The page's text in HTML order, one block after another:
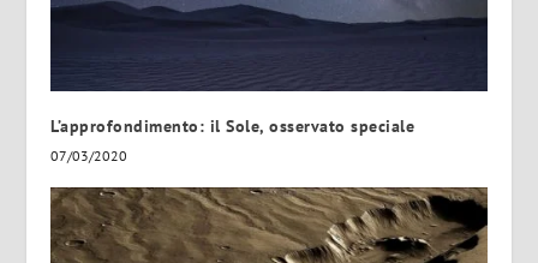
L’approfondimento: il Sole, osservato speciale
07/03/2020